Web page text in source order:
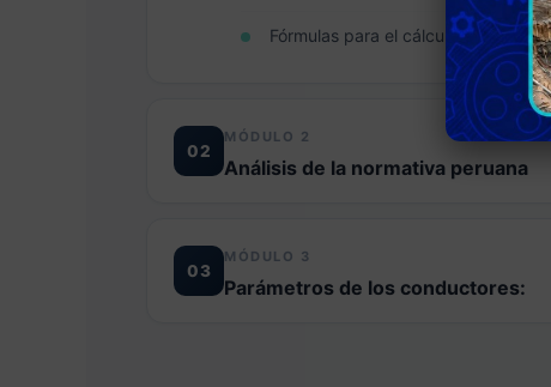
Fórmulas para el cálculo de la
02
MÓDULO 2
Análisis de la normativa peruana
Análisis de los límites permisibles
03
MÓDULO 3
Parámetros de los conductores: